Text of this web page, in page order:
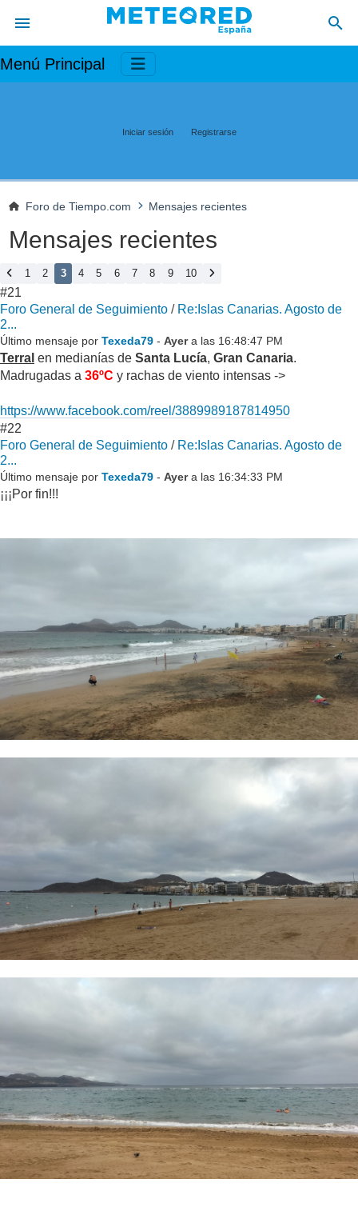
Menú Principal
Iniciar sesión Registrarse
Foro de Tiempo.com Mensajes recientes
Mensajes recientes
1 2 3 4 5 6 7 8 9 10
#21
Foro General de Seguimiento / Re:Islas Canarias. Agosto de
2...
Último mensaje por Texeda79 - Ayera las 16:48:47 PM
Terral en medianías de Santa Lucía, Gran Canaria.
Madrugadas a 36ºC y rachas de viento intensas ->
https://www.facebook.com/reel/3889989187814950
#22
Foro General de Seguimiento / Re:Islas Canarias. Agosto de
2...
Último mensaje por Texeda79 - Ayera las 16:34:33 PM
¡¡¡Por fin!!!